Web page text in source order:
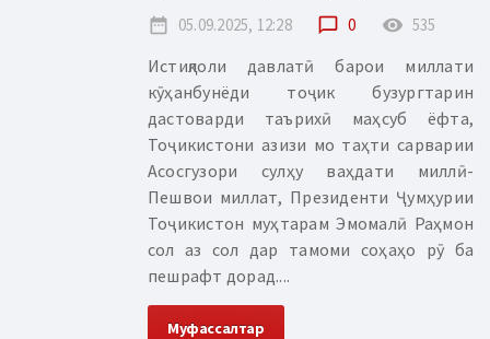
date_range 05.09.2025, 12:28 chat_bubble_outline 0 remove_red_eye 535
Истиқлоли давлатӣ барои миллати
кӯҳанбунёди тоҷик бузургтарин
дастоварди таърихӣ маҳсуб ёфта,
Тоҷикистони азизи мо таҳти сарварии
Асосгузори сулҳу ваҳдати миллӣ-
Пешвои миллат, Президенти Ҷумҳурии
Тоҷикистон муҳтарам Эмомалӣ Раҳмон
сол аз сол дар тамоми соҳаҳо рӯ ба
пешрафт дорад....
Муфассалтар